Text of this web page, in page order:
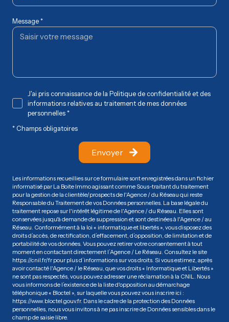
Message *
J'ai pris connaissance de la Politique de confidentialité et des
informations relatives au traitement de mes données
personnelles *
* Champs obligatoires
Envoyer
Les informations recueillies sur ce formulaire sont enregistrées dans un fichier
informatisé par La Boite Immo agissant comme Sous-traitant du traitement
pour la gestion de la clientèle/prospects de l'Agence / du Réseau qui reste
Responsable du Traitement de vos Données personnelles. La base légale du
traitement repose sur l'intérêt légitime de l'Agence / du Réseau. Elles sont
conservées jusqu'à demande de suppression et sont destinées à l'Agence / au
Réseau. Conformément à la loi « informatique et libertés », vous disposez des
droits d’accès, de rectification, d’effacement, d’opposition, de limitation et de
portabilité de vos données. Vous pouvez retirer votre consentement à tout
moment en contactant directement l’Agence / Le Réseau. Consultez le site
https://cnil.fr/frpour plus d’informations sur vos droits. Si vous estimez, après
avoir contacté l'Agence / le Réseau, que vos droits « Informatique et Libertés »
ne sont pas respectés, vous pouvez adresser une réclamation à la CNIL. Nous
vous informons de l’existence de la liste d'opposition au démarchage
téléphonique « Bloctel », sur laquelle vous pouvez vous inscrire ici :
https://www.bloctel.gouv.fr. Dans le cadre de la protection des Données
personnelles, nous vous invitons à ne pas inscrire de Données sensibles dans le
champ de saisie libre.